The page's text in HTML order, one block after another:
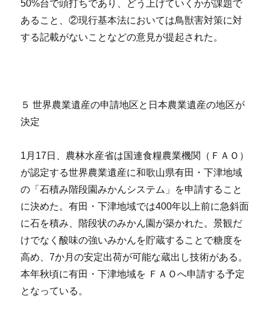
50%台で頭打ちであり、どう上げていくかが課題で
あること、②現行基本法においては鳥獣害対策に対
する記載がないことなどの意見が提起された。
５ 世界農業遺産の申請地区と日本農業遺産の地区が
決定
1月17日、農林水産省は国連食糧農業機関（ＦＡＯ）
が認定する世界農業遺産に和歌山県有田・下津地域
の「石積み階段園みかんシステム」を申請すること
に決めた。有田・下津地域では400年以上前に急斜面
に石を積み、階段状のみかん園が築かれた。景観だ
けでなく酸味の強いみかんを貯蔵することで糖度を
高め、7か月の安定出荷が可能な蔵出し技術がある。
本年秋頃に有田・下津地域を ＦＡＯへ申請する予定
となっている。